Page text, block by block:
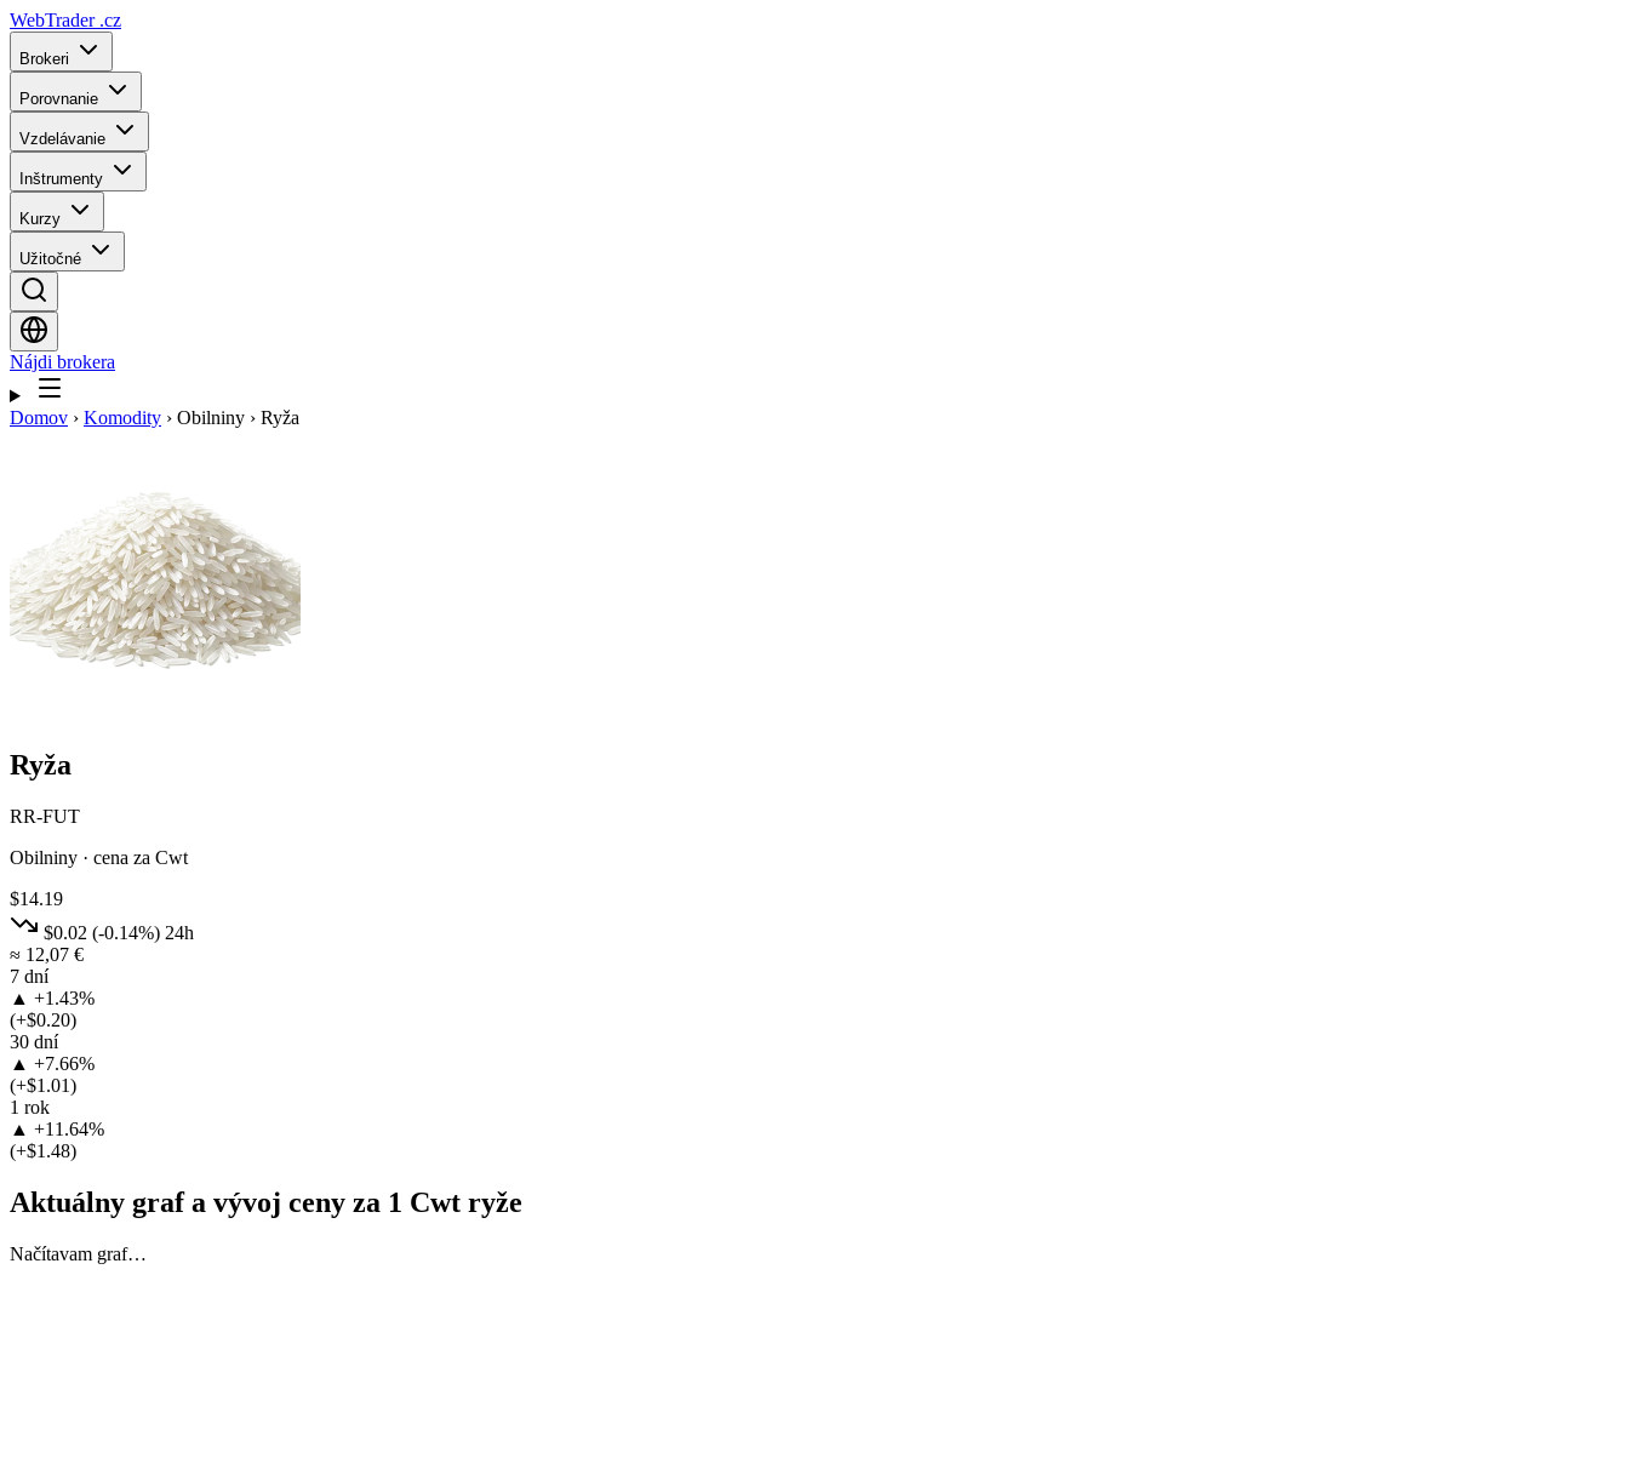
WebTrader .cz
Brokeri
Porovnanie
Vzdelávanie
Inštrumenty
Kurzy
Užitočné
Nájdi brokera
Domov › Komodity › Obilniny › Ryža
Ryža
RR-FUT
Obilniny · cena za Cwt
$14.19
$0.02 (-0.14%) 24h
≈ 12,07 €
7 dní
▲ +1.43%
(+$0.20)
30 dní
▲ +7.66%
(+$1.01)
1 rok
▲ +11.64%
(+$1.48)
Aktuálny graf a vývoj ceny za 1 Cwt ryže
Načítavam graf…